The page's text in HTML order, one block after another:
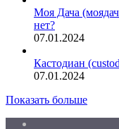
Моя Дача
нет?
07.01.2024
Кастодиан
07.01.2024
Показать больше